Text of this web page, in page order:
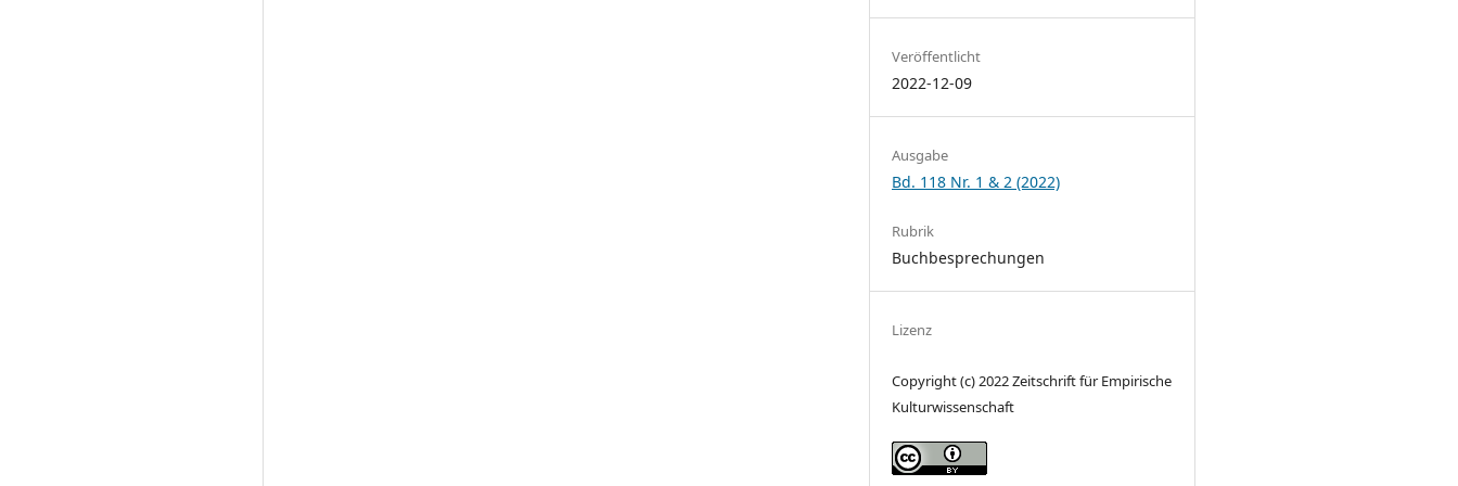
Veröffentlicht
2022-12-09
Ausgabe
Bd. 118 Nr. 1 & 2 (2022)
Rubrik
Buchbesprechungen
Lizenz
Copyright (c) 2022 Zeitschrift für Empirische
Kulturwissenschaft